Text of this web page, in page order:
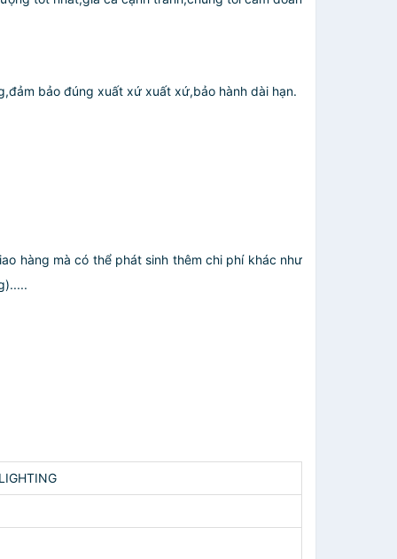
bảo đúng xuất xứ xuất xứ,bảo hành dài hạn.
hàng mà có thể phát sinh thêm chi phí khác như